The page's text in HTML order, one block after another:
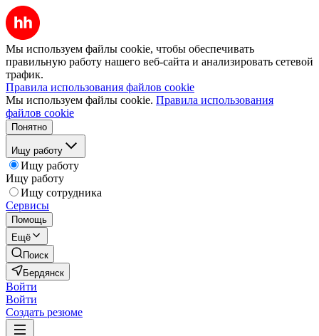
Мы используем файлы cookie, чтобы обеспечивать
правильную работу нашего веб-сайта и анализировать сетевой
трафик.
Правила использования файлов cookie
Мы используем файлы cookie. Правила использования
файлов cookie
Понятно
Ищу работу
Ищу работу
Ищу работу
Ищу сотрудника
Сервисы
Помощь
Ещё
Поиск
Бердянск
Войти
Войти
Создать резюме